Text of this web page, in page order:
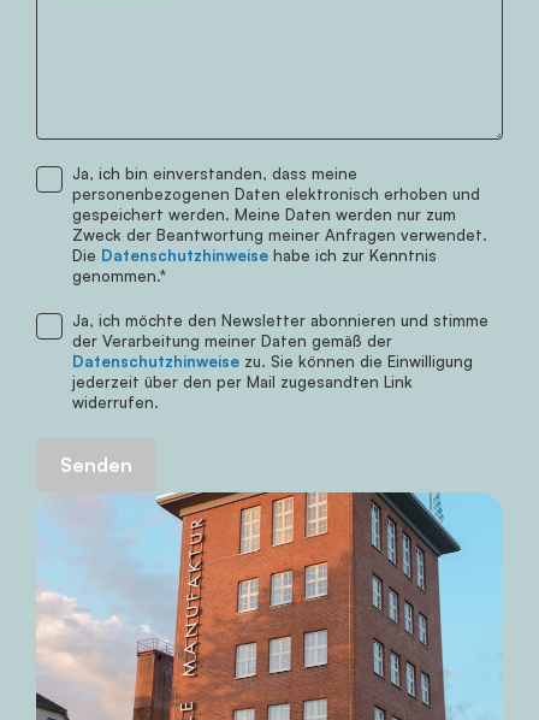
Telefonnummer
Ja, ich bin einverstanden, dass meine
personenbezogenen Daten elektronisch erhoben und
gespeichert werden. Meine Daten werden nur zum
Zweck der Beantwortung meiner Anfragen verwendet.
Die Datenschutzhinweise habe ich zur Kenntnis
genommen.*
Ja, ich möchte den Newsletter abonnieren und stimme
der Verarbeitung meiner Daten gemäß der
Datenschutzhinweise zu. Sie können die Einwilligung
jederzeit über den per Mail zugesandten Link
widerrufen.
Senden